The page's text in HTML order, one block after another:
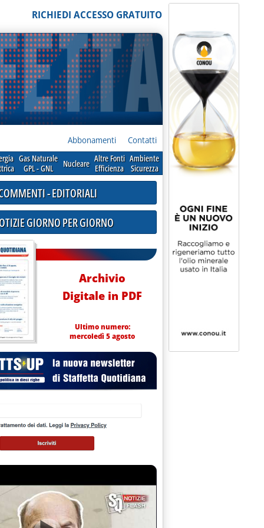
RICHIEDI ACCESSO GRATUITO
Abbonamenti Contatti
Gas Naturale
GPL - GNL
Nucleare Altre Fonti
Efficienza
Ambiente
Sicurezza
alle 15.19.
- EDITORIALI
GIORNO PER GIORNO
Archivio
Digitale in PDF
Ultimo numero:
mercoledì 5 agosto